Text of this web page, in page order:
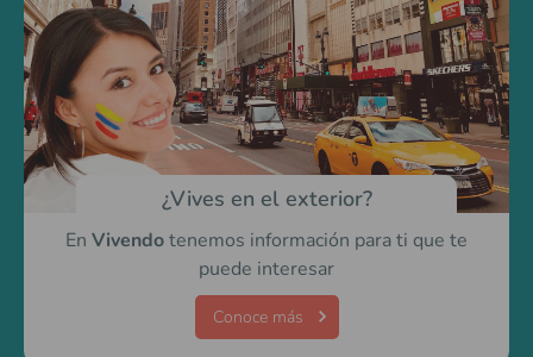
¿Vives en el exterior?
En Vivendotenemos información para ti que te
puede interesar
Conoce más